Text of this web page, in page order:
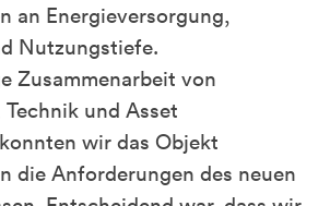
an Energieversorgung,
Nutzungstiefe.
Zusammenarbeit von
und Asset
wir das Objekt
die Anforderungen des neuen